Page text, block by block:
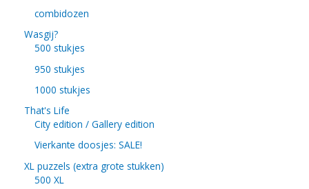
combidozen
Wasgij?
500 stukjes
950 stukjes
1000 stukjes
That's Life
City edition / Gallery edition
Vierkante doosjes: SALE!
XL puzzels (extra grote stukken)
500 XL